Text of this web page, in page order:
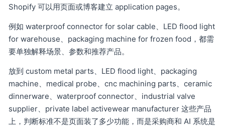
Shopify 可以用页面或博客建立 application pages。
例如 waterproof connector for solar cable、LED flood light
for warehouse、packaging machine for frozen food，都需
要单独解释场景、参数和推荐产品。
放到 custom metal parts、LED flood light、packaging
machine、medical probe、cnc machining parts、ceramic
dinnerware、waterproof connector、industrial valve
supplier、private label activewear manufacturer 这些产品
上，判断标准不是页面装了多少功能，而是采购商和 AI 系统是